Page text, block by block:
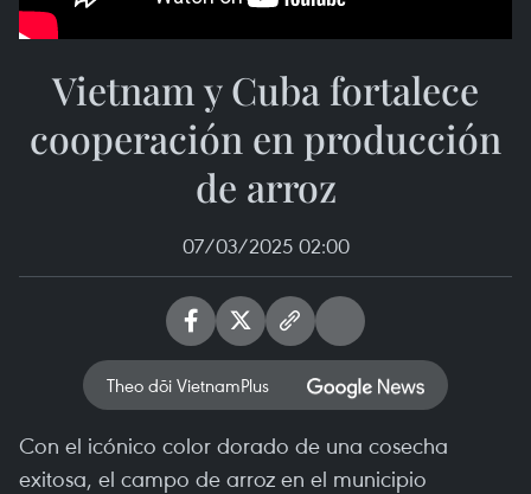
Vietnam y Cuba fortalece
cooperación en producción
de arroz
07/03/2025 02:00
Theo dõi VietnamPlus
Con el icónico color dorado de una cosecha
exitosa, el campo de arroz en el municipio